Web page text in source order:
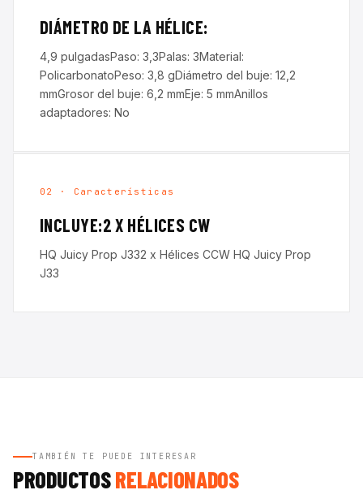
DIÁMETRO DE LA HÉLICE:
4,9 pulgadasPaso: 3,3Palas: 3Material:
PolicarbonatoPeso: 3,8 gDiámetro del buje: 12,2
mmGrosor del buje: 6,2 mmEje: 5 mmAnillos
adaptadores: No
02 · Características
INCLUYE:2 X HÉLICES CW
HQ Juicy Prop J332 x Hélices CCW HQ Juicy Prop
J33
TAMBIÉN TE PUEDE INTERESAR
PRODUCTOSRELACIONADOS